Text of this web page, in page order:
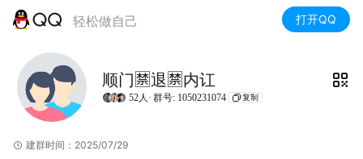
轻松做自己 打开QQ
顺门🈲️退🈲️内讧
52人· 群号: 1050231074 复制
建群时间：2025/07/29